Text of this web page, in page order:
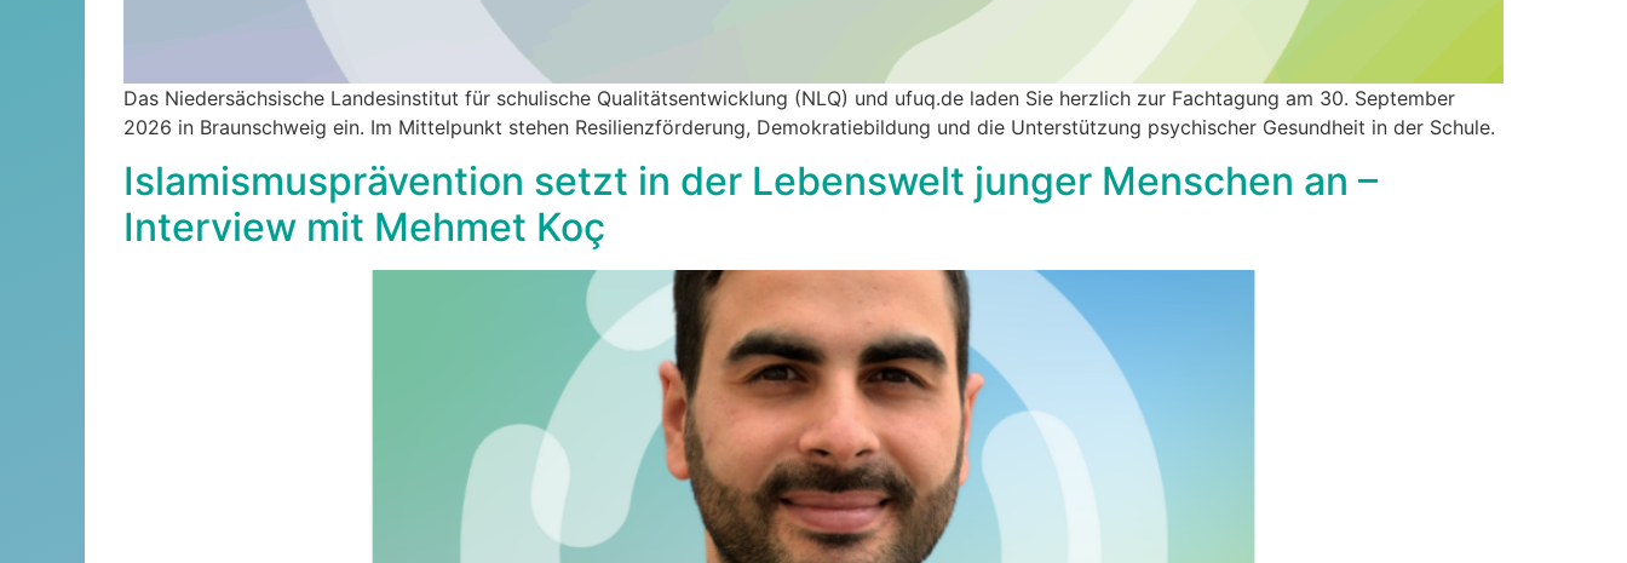
Das Niedersächsische Landesinstitut für schulische Qualitätsentwicklung (NLQ) und ufuq.de laden Sie herzlich zur Fachtagung am 30. September
2026 in Braunschweig ein. Im Mittelpunkt stehen Resilienzförderung, Demokratiebildung und die Unterstützung psychischer Gesundheit in der Schule.
Islamismusprävention setzt in der Lebenswelt junger Menschen an –
Interview mit Mehmet Koç